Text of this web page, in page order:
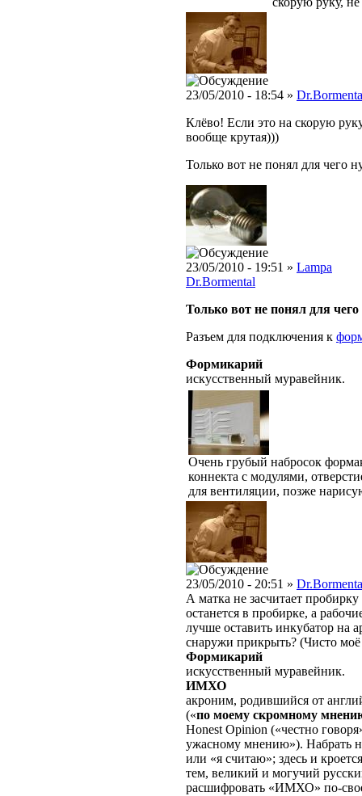
23/05/2010 - 18:54 »
Клёво! Если это на скорую
вообще крутая)))
Только вот не понял для чего
23/05/2010 - 19:51 » Lampa
Dr.Bormental
Только вот не понял для
Разъем для подключения к
Формикарий
искусственный муравейник.
Очень грубый набросок
коннекта с модулями,
для вентиляции, позже
23/05/2010 - 20:51 »
А матка не засчитает
останется в пробирке, а
лучше оставить инкубатор на
снаружи прикрыть? (Чисто
Формикарий
искусственный муравейник.
ИМХО
акроним, родившийся от
(«по моему скромному
Honest Opinion («честно
ужасному мнению»). Набрать
или «я считаю»; здесь и
тем, великий и могучий
расшифровать «ИМХО» по-